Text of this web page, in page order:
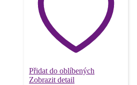
Přidat do oblíbených
Zobrazit detail